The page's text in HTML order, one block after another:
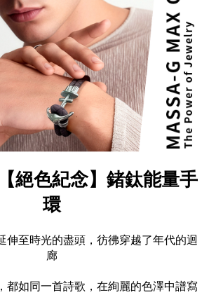
絕色紀念】鍺鈦能量手
環
伸至時光的盡頭，彷彿穿越了年代的迴
廊
都如同一首詩歌，在絢麗的色澤中譜寫